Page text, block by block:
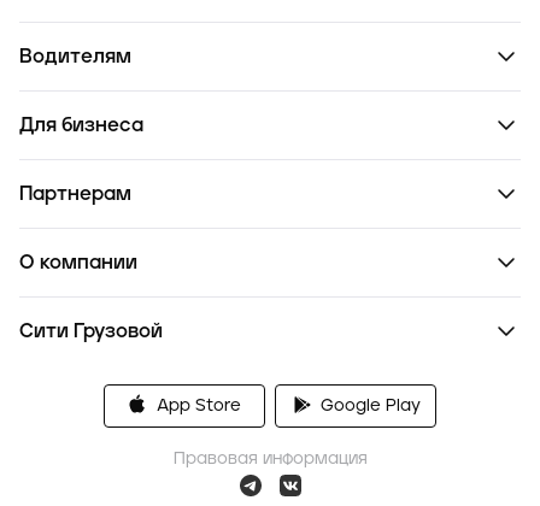
Водителям
Для бизнеса
Партнерам
О компании
Сити Грузовой
App Store Google Play
Правовая информация